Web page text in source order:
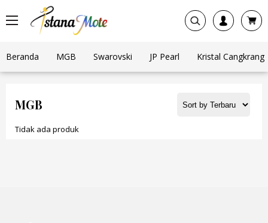
Beranda MGB Swarovski JP Pearl Kristal Cangkrang
MGB
Tidak ada produk